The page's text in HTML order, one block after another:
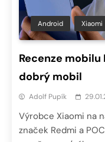
Android Xiaomi
Recenze mobilu
dobrý mobil
Adolf Pupík
Výrobce Xiaomi na
značek Redmi a